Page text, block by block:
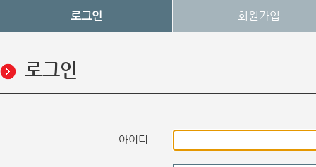
로그인 회원가입
로그인
아이디